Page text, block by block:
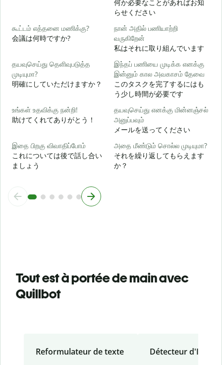
何か必要なことがあればお知
らせください
கூட்டம் எத்தனை மணிக்கு?
会議は何時ですか?
நான் அதில் பணியாற்றி
வருகிறேன்
私はそれに取り組んでいます
தயவுசெய்து தெளிவுபடுத்த
முடியுமா?
明確にしていただけますか？
இந்தப் பணியை முடிக்க எனக்கு
இன்னும் கால அவகாசம் தேவை
このタスクを完了するにはも
う少し時間が必要です
உங்கள் உதவிக்கு நன்றி!
助けてくれてありがとう！
தயவுசெய்து எனக்கு மின்னஞ்சல்
அனுப்பவும்
メールを送ってください
இதை பிறகு விவாதிப்போம்
これについては後で話し合い
ましょう
அதை மீண்டும் சொல்ல முடியுமா?
それを繰り返してもらえます
か？
Tout est à portée de main avec
Quillbot
Reformulateur de texte Détecteur d'IA